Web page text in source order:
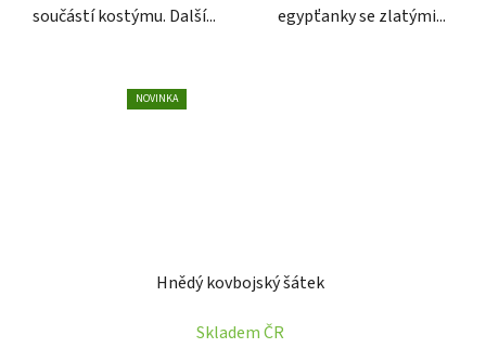
součástí kostýmu. Další...
egypťanky se zlatými...
NOVINKA
Hnědý kovbojský šátek
Skladem ČR